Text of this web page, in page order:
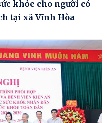
khỏe cho người có
tại xã Vĩnh Hòa